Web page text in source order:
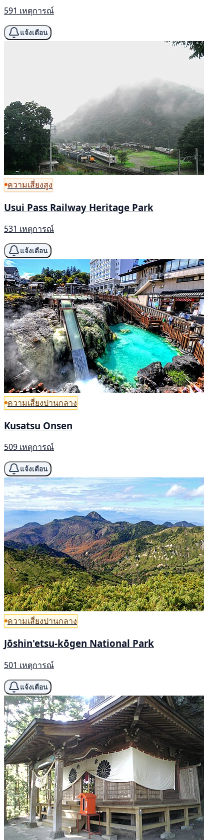
591 เหตุการณ์
แจ้งเตือน
ความเสี่ยงสูง
Usui Pass Railway Heritage Park
531 เหตุการณ์
แจ้งเตือน
ความเสี่ยงปานกลาง
Kusatsu Onsen
509 เหตุการณ์
แจ้งเตือน
ความเสี่ยงปานกลาง
Jōshin'etsu-kōgen National Park
501 เหตุการณ์
แจ้งเตือน